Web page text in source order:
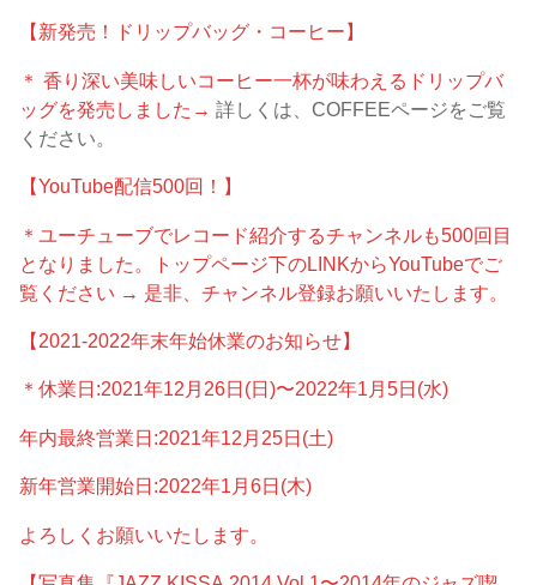
【新発売！ドリップバッグ・コーヒー】
＊ 香り深い美味しいコーヒー一杯が味わえるドリップバ
ッグを発売しました→詳しくは、COFFEEページをご覧
ください。
【YouTube配信500回！】
＊ユーチューブでレコード紹介するチャンネルも500回目
となりました。トップページ下のLINKからYouTubeでご
覧ください → 是非、チャンネル登録お願いいたします。
【2021-2022年末年始休業のお知らせ】
＊休業日:2021年12月26日(日)〜2022年1月5日(水)
年内最終営業日:2021年12月25日(土)
新年営業開始日:2022年1月6日(木)
よろしくお願いいたします。